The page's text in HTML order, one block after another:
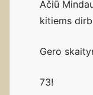
Ačiū
kitiems
Gero
73!